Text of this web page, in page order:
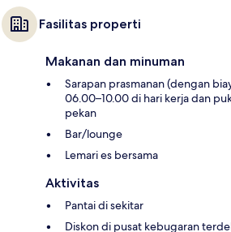
Fasilitas properti
Makanan dan minuman
Sarapan prasmanan (dengan
06.00–10.00 di hari kerja dan
pekan
Bar/lounge
Lemari es bersama
Aktivitas
Pantai di sekitar
Diskon di pusat kebugaran